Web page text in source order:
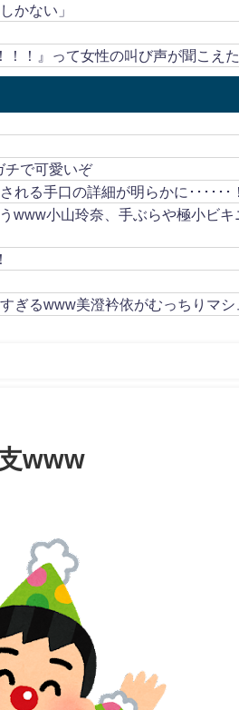
かない」
！』って女性の叫び声が聞こえた
チで可愛いぞ
れる手口の詳細が明らかに･･････
www小山玲奈、手ぶらや極小ビ
ぎるwww美澄衿依がむっちりマシ
www